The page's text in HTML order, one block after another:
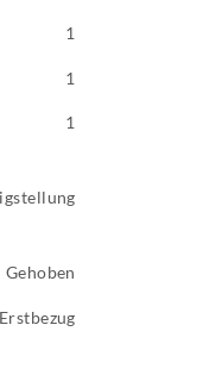
1
1
1
Gehoben
Erstbezug